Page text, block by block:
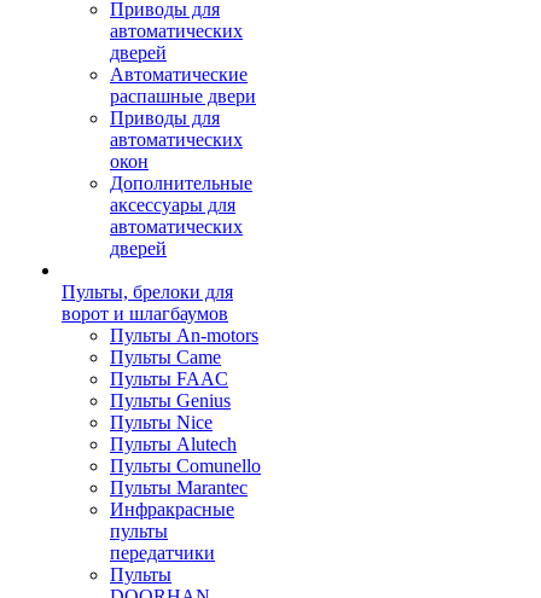
Приводы для
автоматических
дверей
Автоматические
распашные двери
Приводы для
автоматических
окон
Дополнительные
аксессуары для
автоматических
дверей
Пульты, брелоки для
ворот и шлагбаумов
Пульты An-motors
Пульты Came
Пульты FAAC
Пульты Genius
Пульты Nice
Пульты Alutech
Пульты Сomunello
Пульты Marantec
Инфракрасные
пульты
передатчики
Пульты